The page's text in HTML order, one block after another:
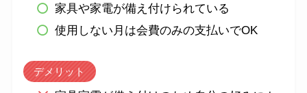
家具や家電が備え付けられている
使用しない月は会費のみの支払いでOK
デメリット